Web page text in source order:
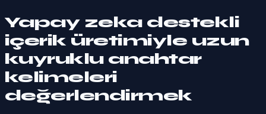
Yapay zeka destekli
içerik üretimiyle uzun
kuyruklu anahtar
kelimeleri
değerlendirmek